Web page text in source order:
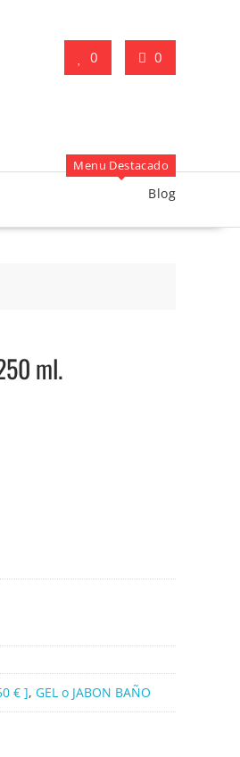
0 0
Menu Destacado
Blog
ml.
€ ], GEL o JABON BAÑO